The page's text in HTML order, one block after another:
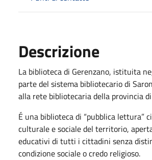
Descrizione
La biblioteca di Gerenzano, istituita
parte del sistema bibliotecario di
alla rete bibliotecaria della provincia
É una biblioteca di “pubblica lettura”
culturale e sociale del territorio,
educativi di tutti i cittadini senza
condizione sociale o credo religioso.